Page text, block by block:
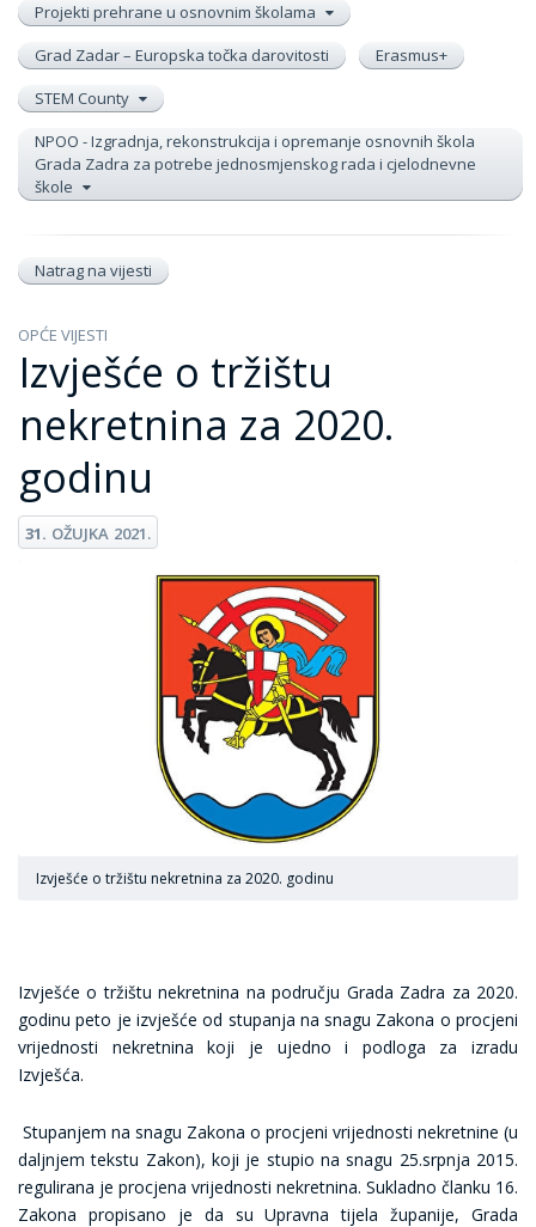
Projekti prehrane u osnovnim školama
Grad Zadar – Europska točka darovitosti
Erasmus+
STEM County
NPOO - Izgradnja, rekonstrukcija i opremanje osnovnih škola
Grada Zadra za potrebe jednosmjenskog rada i cjelodnevne
škole
Natrag na vijesti
OPĆE VIJESTI
Izvješće o tržištu
nekretnina za 2020.
godinu
31. OŽUJKA 2021.
Izvješće o tržištu nekretnina za 2020. godinu
Izvješće o tržištu nekretnina na području Grada Zadra za 2020.
godinu peto je izvješće od stupanja na snagu Zakona o procjeni
vrijednosti nekretnina koji je ujedno i podloga za izradu
Izvješća.
Stupanjem na snagu Zakona o procjeni vrijednosti nekretnine (u
daljnjem tekstu Zakon), koji je stupio na snagu 25.srpnja 2015.
regulirana je procjena vrijednosti nekretnina. Sukladno članku 16.
Zakona propisano je da su Upravna tijela županije, Grada